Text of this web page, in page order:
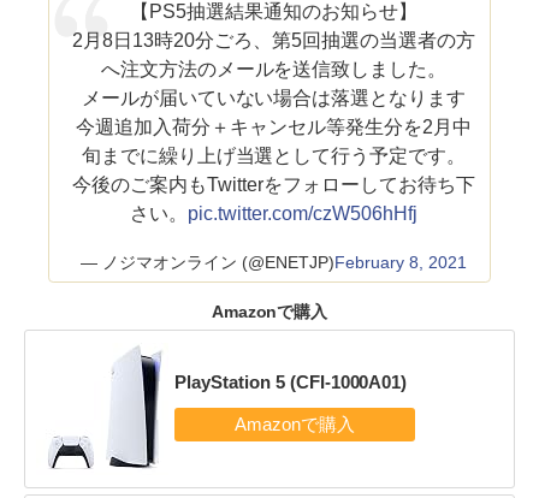
【PS5抽選結果通知のお知らせ】
2月8日13時20分ごろ、第5回抽選の当選者の方
へ注文方法のメールを送信致しました。
メールが届いていない場合は落選となります
今週追加入荷分＋キャンセル等発生分を2月中
旬までに繰り上げ当選として行う予定です。
今後のご案内もTwitterをフォローしてお待ち下
さい。 pic.twitter.com/czW506hHfj
— ノジマオンライン (@ENETJP)February 8, 2021
Amazonで購入
PlayStation 5 (CFI-1000A01)